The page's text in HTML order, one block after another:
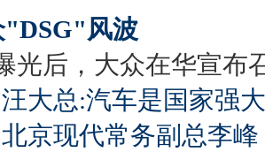
"DSG"风波
光后，大众在华宣布
汪大总:汽车是国家强
京现代常务副总李峰